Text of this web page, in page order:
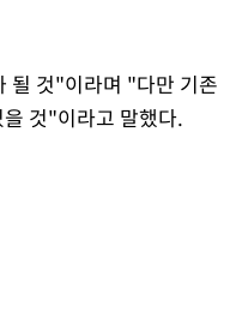
될 것"이라며 "다만 기존
것"이라고 말했다.